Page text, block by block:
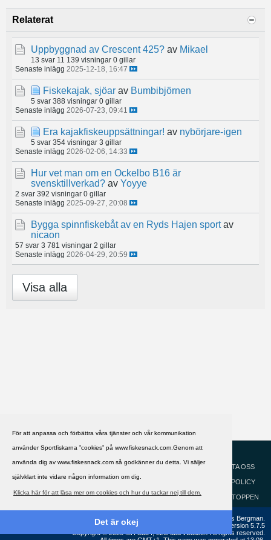
För att anpassa och förbättra våra tjänster och vår kommunikation
använder Sportfiskarna ”cookies” på www.fiskesnack.com.Genom att
använda dig av www.fiskesnack.com så godkänner du detta. Vi säljer
självklart inte vidare någon information om dig.
Klicka här för att läsa mer om cookies och hur du tackar nej till dem.
Det är okej
Relaterat
Uppbyggnad av Crescent 425? av Mikael
13 svar 11 139 visningar 0 gillar
Senaste inlägg 2025-12-18, 16:47
Fiskekajak, sjöar av Bumbibjörnen
5 svar 388 visningar 0 gillar
Senaste inlägg 2026-07-23, 09:41
Era kajakfiskeuppsättningar! av nybörjare-igen
5 svar 354 visningar 3 gillar
Senaste inlägg 2026-02-06, 14:33
Hur vet man om en Ockelbo B16 är
svensktillverkad? av Yoyye
2 svar 392 visningar 0 gillar
Senaste inlägg 2025-09-27, 20:08
Bygga spinnfiskebåt av en Ryds Hajen sport av
nicaon
57 svar 3 781 visningar 2 gillar
Senaste inlägg 2026-04-29, 20:59
Visa alla
HJÄLP
KONTAKTA OSS
COOKIEPOLICY
GÅ TILL TOPPEN
Copyright ©2002 - 2021, FiskeSnack.com. Grundad 2002 av Anders Bergman.
Version 5.7.5
Copyright © 2026 MH Sub I, LLC dba vBulletin. All rights reserved.